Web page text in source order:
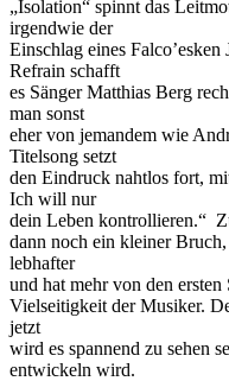
„Isolation“ spinnt das
irgendwie der
Einschlag eines
Refrain schafft
es Sänger Matthias Berg
man sonst
eher von jemandem wie
Titelsong setzt
den Eindruck nahtlos fort,
Ich will nur
dein Leben kontrollieren.“
dann noch ein kleiner
lebhafter
und hat mehr von den
Vielseitigkeit der Musiker.
jetzt
wird es spannend zu sehen
entwickeln wird.